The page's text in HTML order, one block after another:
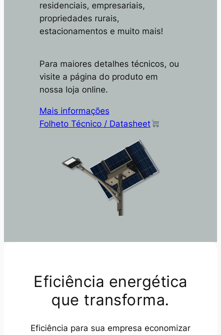
residenciais, empresariais,
propriedades rurais,
estacionamentos e muito mais!
Para maiores detalhes técnicos, ou
visite a página do produto em
nossa loja online.
Mais informações
Folheto Técnico / Datasheet
Eficiência energética
que transforma.
Eficiência para sua empresa economizar